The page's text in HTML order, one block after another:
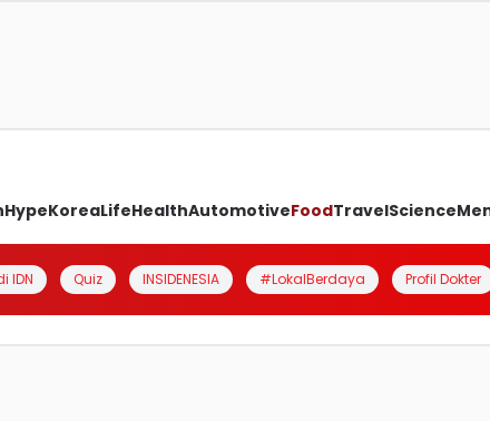
HypeKoreaLifeHealthAutomotiveFoodTravelScience
IDN Quiz INSIDENESIA #LokalBerdaya Profil Dokter